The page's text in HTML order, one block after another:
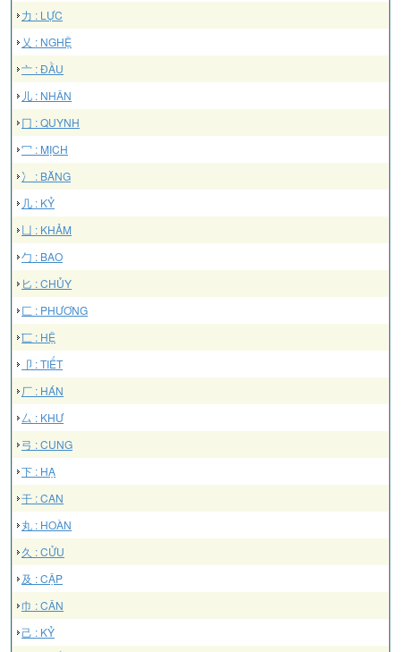
力 : LỰC
乂 : NGHỆ
亠 : ĐẦU
儿 : NHÂN
冂 : QUYNH
冖 : MỊCH
冫 : BĂNG
几 : KỶ
凵 : KHẢM
勹 : BAO
匕 : CHỦY
匚 : PHƯƠNG
匸 : HỆ
卩 : TIẾT
厂 : HÁN
厶 : KHƯ
弓 : CUNG
下 : HẠ
干 : CAN
丸 : HOÀN
久 : CỬU
及 : CẬP
巾 : CÂN
己 : KỶ